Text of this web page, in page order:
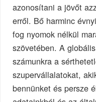
azonosítani a jövőt
erről. Bő harminc
fog nyomok nélkül
szövetében. A
számunkra a
szupervállalatokat,
bennünket és persze